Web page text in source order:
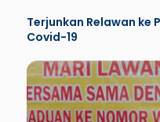
Terjunkan Relawan ke
Covid-19